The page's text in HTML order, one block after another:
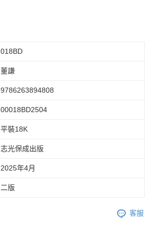
018BD
董謙
9786263894808
00018BD2504
平裝18K
志光保成出版
2025年4月
二版
客服